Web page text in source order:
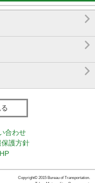



合わせ
護方針
Copyright© 2015 Bureau of Transportation.